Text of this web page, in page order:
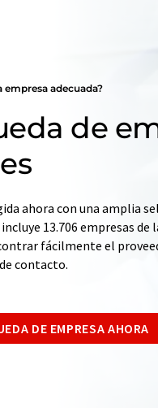
adecuada?
de
ahora con una amplia
13.706 empresas
fácilmente el
contacto.
DE EMPRESA AHORA